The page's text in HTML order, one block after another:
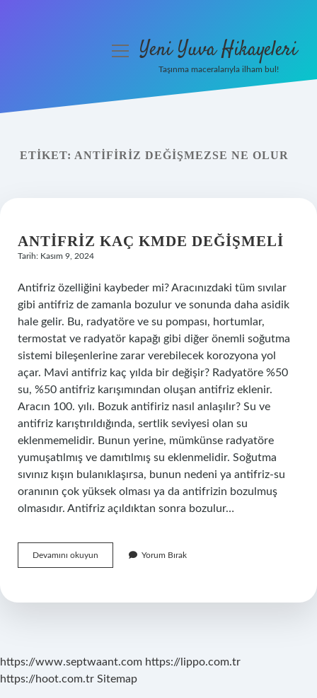
Yasal Uyarı
menüyüYeni Yuva Hikayeleri
Taşınma maceralarıyla ilham bul!
ETIKET: ANTIFIRIZ DEĞIŞMEZSE NE OLUR
ANTIFRIZ KAÇ KMDE DEĞIŞMELI
Tarih: Kasım 9, 2024
Antifriz özelliğini kaybeder mi? Aracınızdaki tüm sıvılar
gibi antifriz de zamanla bozulur ve sonunda daha asidik
hale gelir. Bu, radyatöre ve su pompası, hortumlar,
termostat ve radyatör kapağı gibi diğer önemli soğutma
sistemi bileşenlerine zarar verebilecek korozyona yol
açar. Mavi antifriz kaç yılda bir değişir? Radyatöre %50
su, %50 antifriz karışımından oluşan antifriz eklenir.
Aracın 100. yılı. Bozuk antifiriz nasıl anlaşılır? Su ve
antifriz karıştırıldığında, sertlik seviyesi olan su
eklenmemelidir. Bunun yerine, mümkünse radyatöre
yumuşatılmış ve damıtılmış su eklenmelidir. Soğutma
sıvınız kışın bulanıklaşırsa, bunun nedeni ya antifriz-su
oranının çok yüksek olması ya da antifrizin bozulmuş
olmasıdır. Antifriz açıldıktan sonra bozulur…
Devamını okuyun
Kaç
Yorum Bırak
https://www.septwaant.com https://lippo.com.tr
https://hoot.com.tr Sitemap